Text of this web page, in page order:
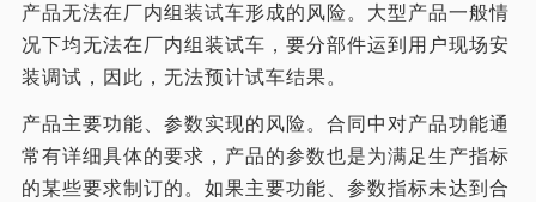
产品无法在厂内组装试车形成的风险。大型产品一般情
况下均无法在厂内组装试车，要分部件运到用户现场安
装调试，因此，无法预计试车结果。
产品主要功能、参数实现的风险。合同中对产品功能通
常有详细具体的要求，产品的参数也是为满足生产指标
的某些要求制订的。如果主要功能、参数指标未达到合